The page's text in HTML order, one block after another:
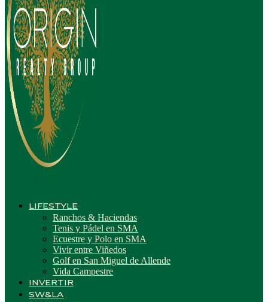
LIFESTYLE
Ranchos & Haciendas
Tenis y Pádel en SMA
Ecuestre y Polo en SMA
Vivir entre Viñedos
Golf en San Miguel de Allende
Vida Campestre
INVERTIR
SW&LA